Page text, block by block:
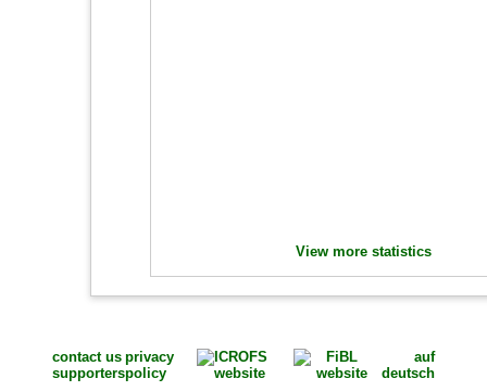
View more statistics
contact us
supporters
privacy
policy
auf
deutsch